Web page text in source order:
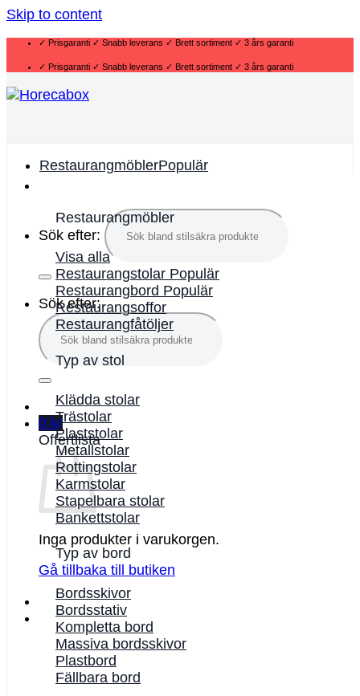
Skip to content
✓ Prisgaranti ✓ Snabb leverans ✓ Brett sortiment ✓ 3 års garanti
✓ Prisgaranti ✓ Snabb leverans ✓ Brett sortiment ✓ 3 års garanti
Sök efter:
Sök efter:
0 kr
Offertlista
Inga produkter i varukorgen.
Gå tillbaka till butiken
Restaurangmöbler
Restaurangmöbler
Visa alla
Restaurangstolar
Restaurangbord
Restaurangsoffor
Restaurangfåtöljer
Typ av stol
Klädda stolar
Trästolar
Plaststolar
Metallstolar
Rottingstolar
Karmstolar
Stapelbara stolar
Bankettstolar
Typ av bord
Bordsskivor
Bordsstativ
Kompletta bord
Massiva bordsskivor
Plastbord
Fällbara bord